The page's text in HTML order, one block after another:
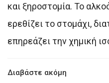
και ξηροστομία. Το
ερεθίζει το στομάχι,
επηρεάζει την χημική
Διαβάστε ακόμη